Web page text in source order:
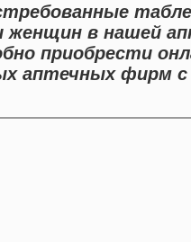
женщин в нашей
приобрести
аптечных фирм